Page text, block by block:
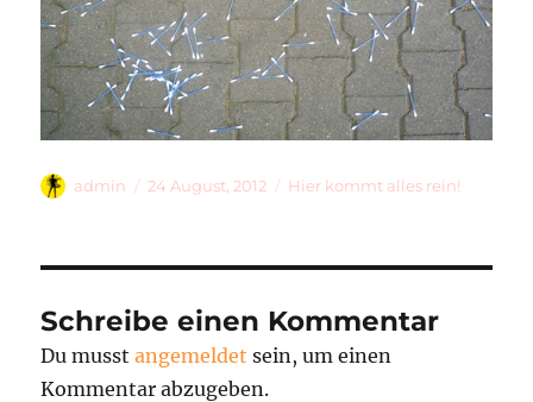
Autor
admin
Veröffentlicht
24 August, 2012 Kategorien
Hier kommt alles rein!
Schreibe einen Kommentar
Du musstangemeldet sein, um einen
Kommentar abzugeben.